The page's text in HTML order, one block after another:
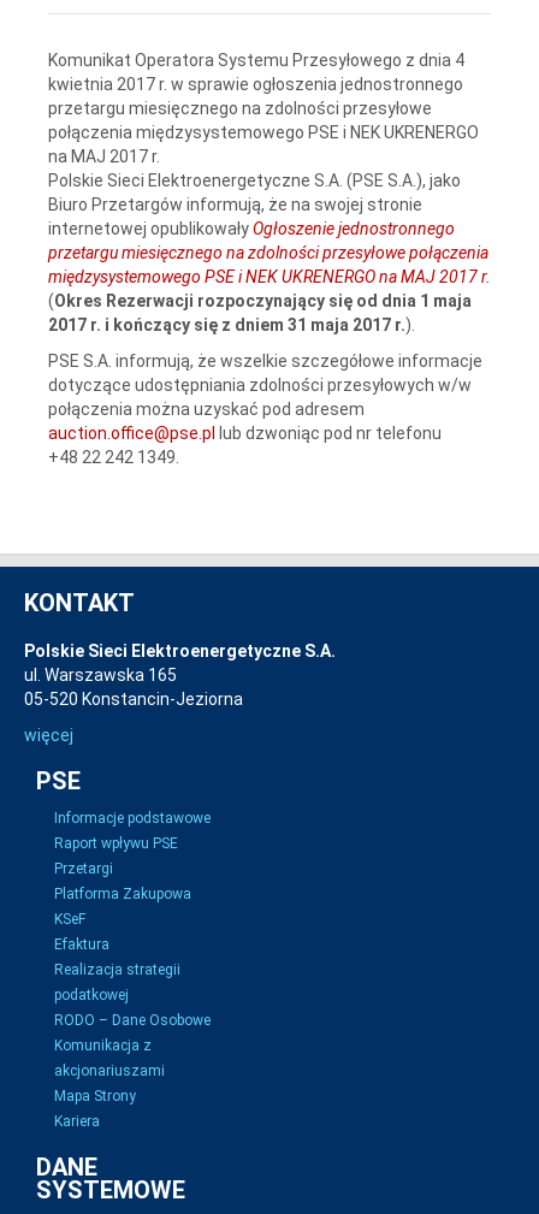
Komunikat Operatora Systemu Przesyłowego z dnia 4
kwietnia 2017 r. w sprawie ogłoszenia jednostronnego
przetargu miesięcznego na zdolności przesyłowe
połączenia międzysystemowego PSE i NEK UKRENERGO
na MAJ 2017 r.
Polskie Sieci Elektroenergetyczne S.A. (PSE S.A.), jako
Biuro Przetargów informują, że na swojej stronie
internetowej opublikowałyOgłoszenie jednostronnego
przetargu miesięcznego na zdolności przesyłowe połączenia
międzysystemowego PSE i NEK UKRENERGO na MAJ 2017 r.
(Okres Rezerwacji rozpoczynający się od dnia 1 maja
2017 r. i kończący się z dniem 31 maja 2017 r.).
PSE S.A. informują, że wszelkie szczegółowe informacje
dotyczące udostępniania zdolności przesyłowych w/w
połączenia można uzyskać pod adresem
auction.office@pse.pl
lub dzwoniąc pod nr telefonu
+48 22 242 1349.
KONTAKT
Polskie Sieci Elektroenergetyczne S.A.
ul. Warszawska 165
05-520 Konstancin-Jeziorna
więcej
PSE
Informacje podstawowe
Raport wpływu PSE
Przetargi
Platforma Zakupowa
KSeF
Efaktura
Realizacja strategii
podatkowej
RODO – Dane Osobowe
Komunikacja z
akcjonariuszami
Mapa Strony
Kariera
DANE
SYSTEMOWE